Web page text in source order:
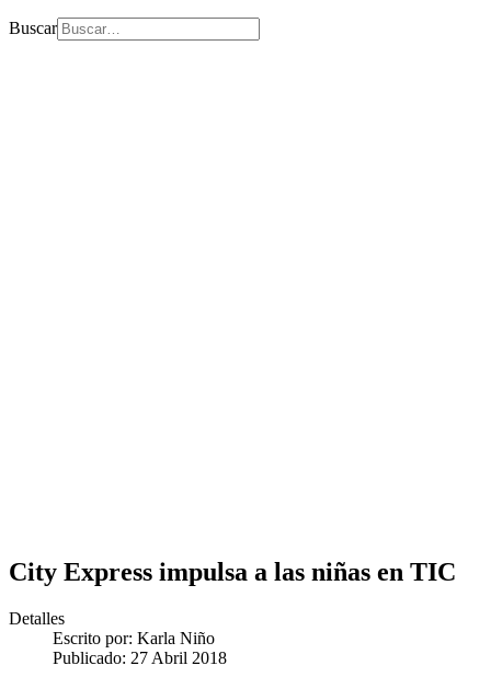
Buscar
City Express impulsa a las niñas en TIC
Detalles
Escrito por: Karla Niño
Publicado: 27 Abril 2018